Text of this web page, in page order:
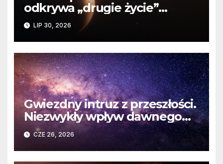
odkrywa „drugie życie”
planety krążącej wokół
martwej gwiazdy
LIP 30, 2026
Gwiezdny intruz z przeszłości.
Niezwykły wpływ dawnego
spotkania na komety Układu
Słonecznego
CZE 26, 2026